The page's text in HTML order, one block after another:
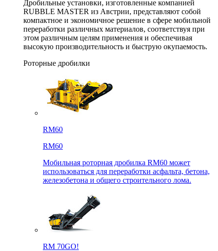
Дробильные установки, изготовленные компанией
RUBBLE MASTER из Австрии, представляют собой
компактное и экономичное решение в сфере мобильной
переработки различных материалов, соответствуя при
этом различным целям применения и обеспечивая
высокую производительность и быструю окупаемость.
Роторные дробилки
RM60
RM60
Мобильная роторная дробилка RM60 может
использоваться для переработки асфальта, бетона,
железобетона и общего строительного лома.
RM 70GO!